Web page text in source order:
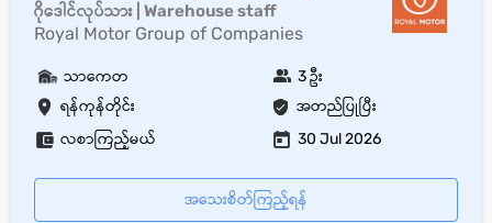
ဂိုဒေါင်လုပ်သား | Warehouse staff
Royal Motor Group of Companies
ရန်ကုန်တိုင်း အတည်ပြုပြီး
သာကေတ 3 ဦး
လစာကြည့်မယ် 30 Jul 2026
အသေးစိတ်ကြည့်ရန်